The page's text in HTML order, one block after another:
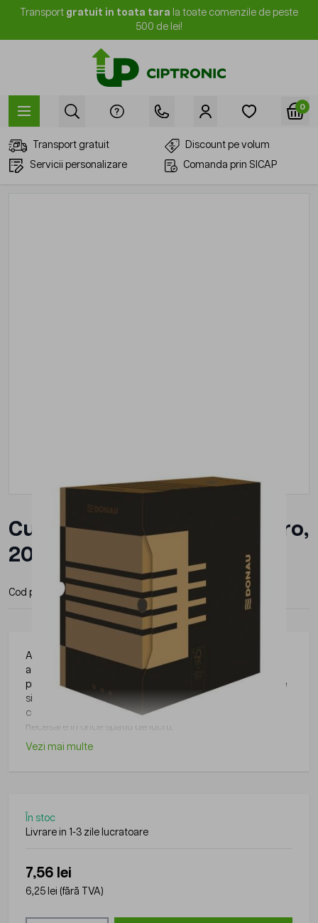
Mergi la Conținut
Transport gratuit in toata tara la toate comenzile de peste
500 de lei!
0
Transport gratuit
Discount pe volum
Servicii personalizare
Comanda prin SICAP
Cutie arhivare 200 mm, maro,
200x340x297 mm, DONAU
Cod produs: DN-7663401FSC-02 Producator: Donau
Articolele de papetarie pot fi integrate cu usurinta in
activitatile zilnice din birouri, scoli, institutii sau alte medii
profesionale, fiind utile pentru organizare, scriere, arhivare
si alte activitati administrative. Gama disponibila pe
ciptronic.ro include produse practice si usor de utilizat,
necesare in orice spatiu de lucru.
Vezi mai multe
În stoc
Livrare in 1-3 zile lucratoare
7,56 lei
6,25 lei (fără TVA)